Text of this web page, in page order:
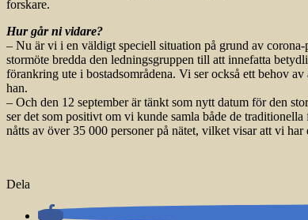
forskare.
Hur går ni vidare?
– Nu är vi i en väldigt speciell situation på grund av
stormöte bredda den ledningsgruppen till att innefatta
förankring ute i bostadsområdena. Vi ser också ett behov
han.
– Och den 12 september är tänkt som nytt datum för den
ser det som positivt om vi kunde samla både de
nåtts av över 35 000 personer på nätet, vilket visar att vi
Dela